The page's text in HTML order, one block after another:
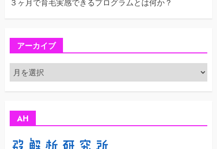
３ヶ月で育毛実感できるプログラムとは何か？
アーカイブ
ア
ー
カ
AH